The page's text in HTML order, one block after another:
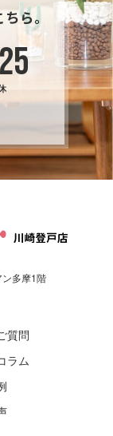
ら。
多摩1階
質問
ラム